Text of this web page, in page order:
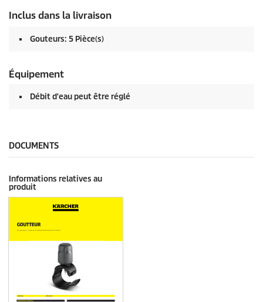
Inclus dans la livraison
Gouteurs: 5 Pièce(s)
Équipement
Débit d'eau peut être réglé
DOCUMENTS
Informations relatives au
produit